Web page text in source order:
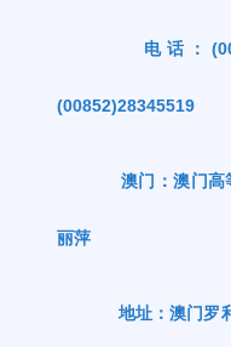
电话：
(00852)28345519
澳门：澳门高
丽萍
地址：澳门罗